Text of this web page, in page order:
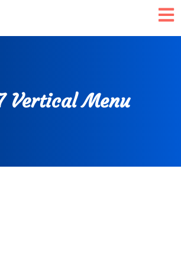
Vertical Menu